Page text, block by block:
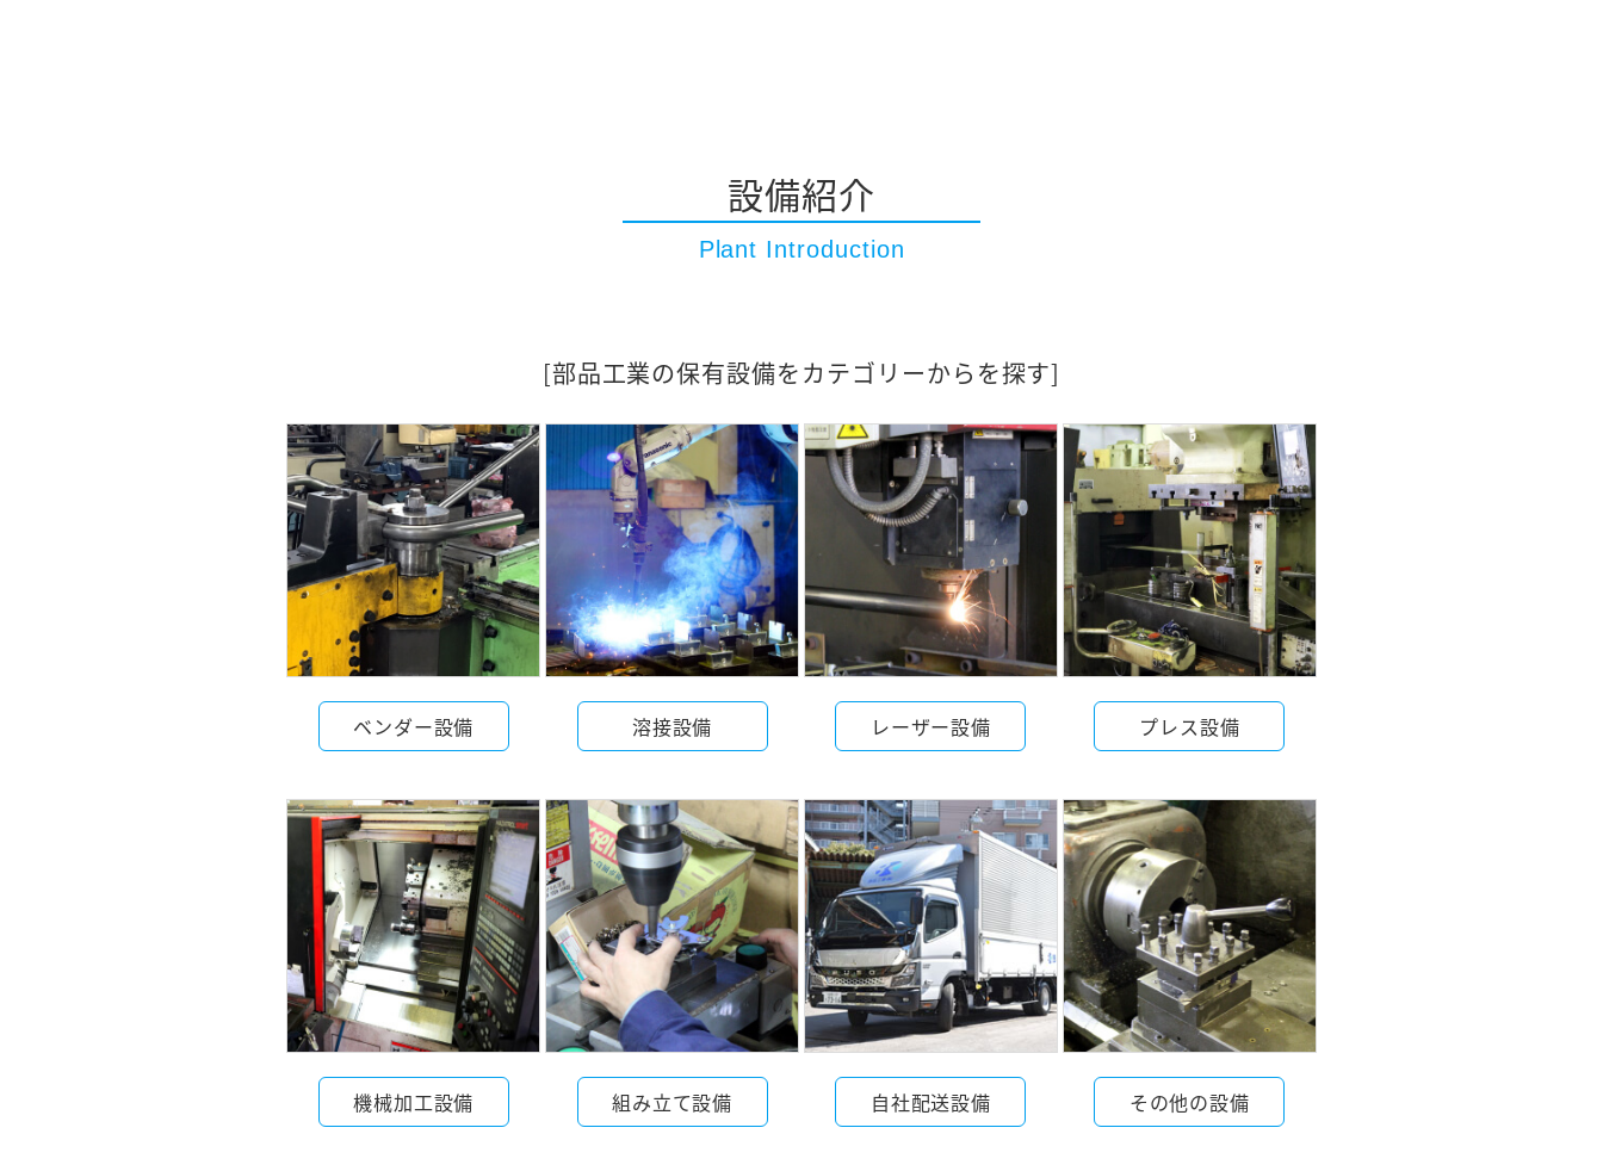
設備紹介
Plant Introduction
[部品工業の保有設備をカテゴリーからを探す]
ベンダー設備 溶接設備 レーザー設備 プレス設備
機械加工設備 組み立て設備 自社配送設備 その他の設備